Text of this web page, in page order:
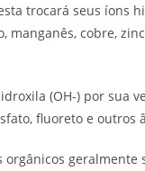
trocará seus íons
manganês, cobre,
(OH-) por sua
fluoreto e outros